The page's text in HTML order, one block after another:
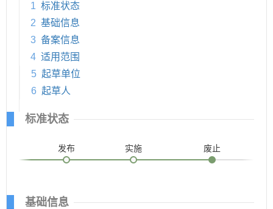
1 标准状态
2 基础信息
3 备案信息
4 适用范围
5 起草单位
6 起草人
标准状态
发布 实施 废止
基础信息